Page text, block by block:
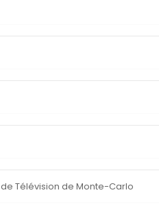
Télévision de Monte-Carlo